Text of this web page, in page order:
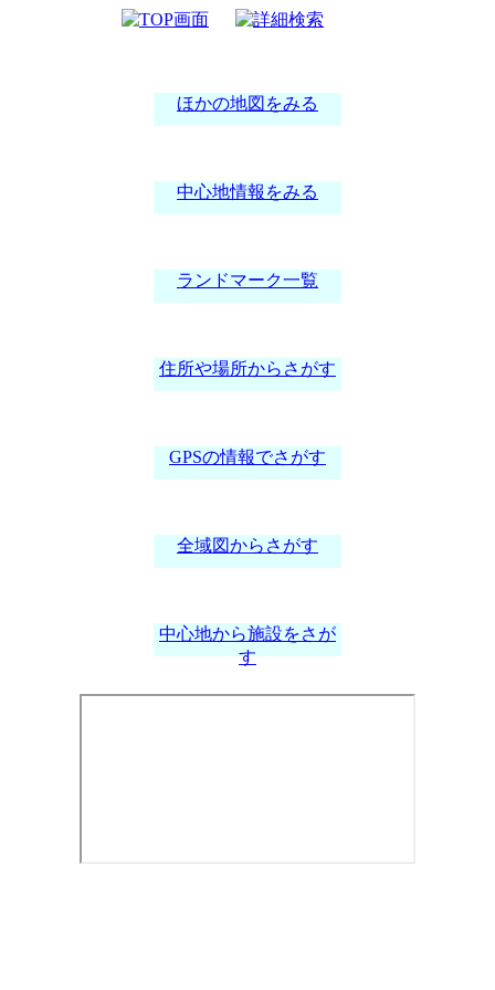
ほかの地図をみる
中心地情報をみる
ランドマーク一覧
住所や場所からさがす
GPSの情報でさがす
全域図からさがす
中心地から施設をさが
す